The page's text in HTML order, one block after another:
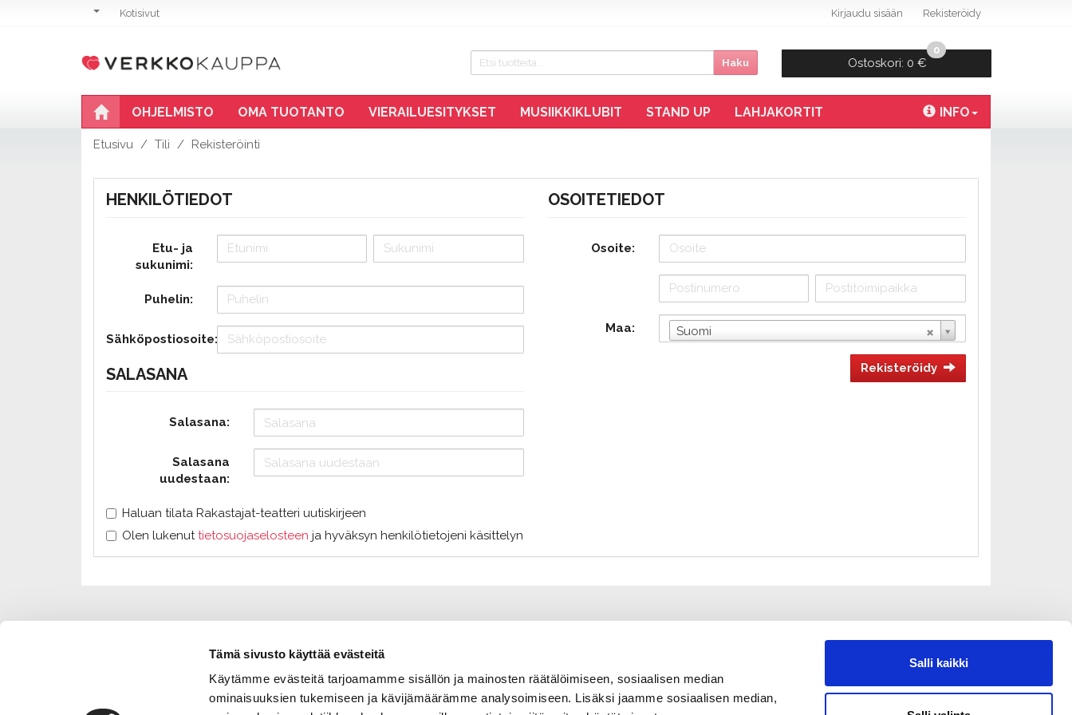
Tämä sivusto käyttää evästeitä
Käytämme evästeitä tarjoamamme sisällön ja mainosten räätälöimiseen, sosiaalisen median
ominaisuuksien tukemiseen ja kävijämäärämme analysoimiseen. Lisäksi jaamme sosiaalisen median,
Salli kaikki
Kotisivut Kirjaudu sisään Rekisteröidy
Haku Ostoskori: 0 €
0
OHJELMISTO OMA TUOTANTO VIERAILUESITYKSET MUSIIKKIKLUBIT STAND UP LAHJAKORTIT INFO
Etusivu Tili Rekisteröinti
HENKILÖTIEDOT
Etu- ja
sukunimi:
Puhelin:
Sähköpostiosoite:
SALASANA
Salasana:
Salasana
uudestaan:
OSOITETIEDOT
Osoite:
Maa: Suomi
Rekisteröidy
Haluan tilata Rakastajat-teatteri uutiskirjeen
Olen lukenuttietosuojaselosteen ja hyväksyn henkilötietojeni käsittelyn